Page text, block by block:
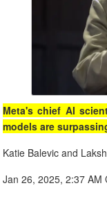
Meta's chief AI
models are
Katie Balevic and
Jan 26, 2025, 2:37 AM